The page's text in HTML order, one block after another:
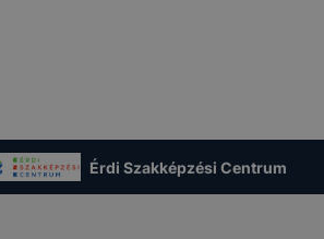
Érdi Szakképzési Centrum